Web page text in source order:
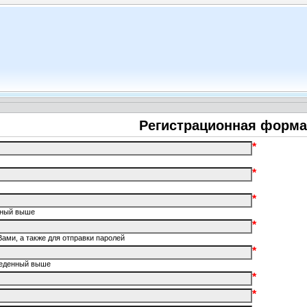
Регистрационная форма
*
*
*
выше
*
а также для отправки паролей
*
выше
*
*